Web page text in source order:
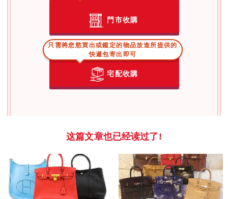
門市收購
只需將您慾買出或鑑定的物品放進所提供的
快遞包寄出即可
宅配收購
这篇文章也已经读过了!